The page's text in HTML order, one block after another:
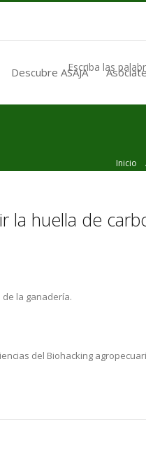
Descubre ASAJAEscriba las
Inicio
la huella de
la ganadería.
del Biohacking